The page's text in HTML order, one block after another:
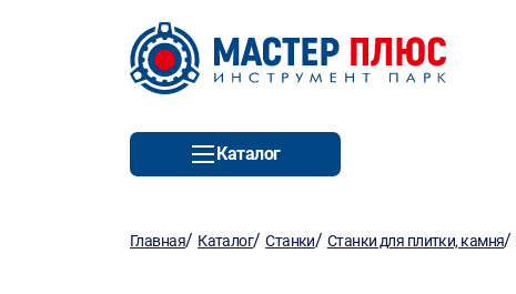
Каталог
Главная/ Каталог/Станки/ Станки для плитки, камня/